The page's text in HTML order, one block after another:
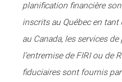
planification financière
inscrits au Québec en
au Canada, les services
l’entremise de FIRI ou de
fiduciaires sont fournis